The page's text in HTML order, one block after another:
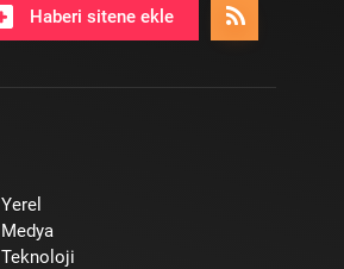
Haberi sitene ekle
Yerel
Medya
Teknoloji